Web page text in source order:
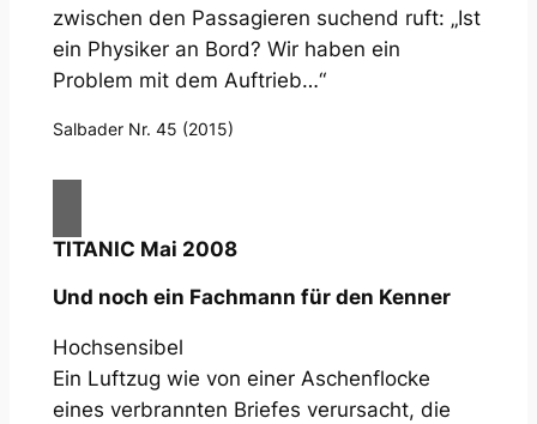
zwischen den Passagieren suchend ruft: „Ist
ein Physiker an Bord? Wir haben ein
Problem mit dem Auftrieb…“
Salbader Nr. 45 (2015)
TITANIC Mai 2008
Und noch ein Fachmann für den Kenner
Hochsensibel
Ein Luftzug wie von einer Aschenflocke
eines verbrannten Briefes verursacht, die